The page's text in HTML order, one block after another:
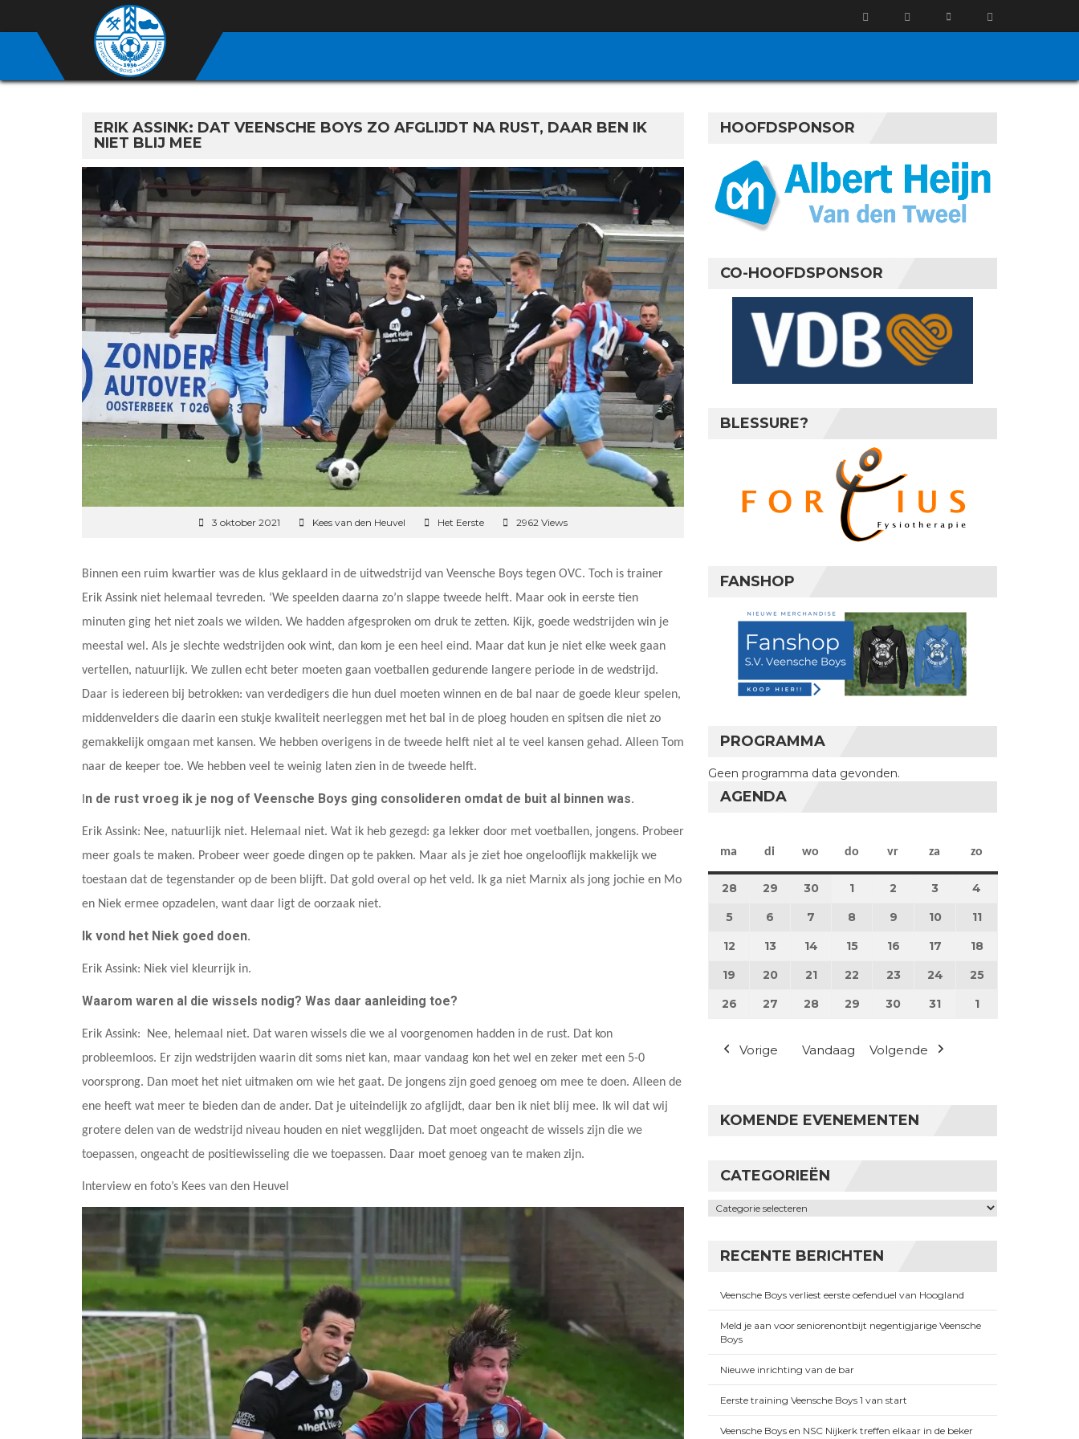
ERIK ASSINK: DAT VEENSCHE BOYS ZO AFGLIJDT NA RUST, DAAR BEN IK
NIET BLIJ MEE
3 oktober 2021 Kees van den Heuvel Het Eerste 2962 Views
Binnen een ruim kwartier was de klus geklaard in de uitwedstrijd van Veensche Boys tegen OVC. Toch is trainer
Erik Assink niet helemaal tevreden. ‘We speelden daarna zo’n slappe tweede helft. Maar ook in eerste tien
minuten ging het niet zoals we wilden. We hadden afgesproken om druk te zetten. Kijk, goede wedstrijden win je
meestal wel. Als je slechte wedstrijden ook wint, dan kom je een heel eind. Maar dat kun je niet elke week gaan
vertellen, natuurlijk. We zullen echt beter moeten gaan voetballen gedurende langere periode in de wedstrijd.
Daar is iedereen bij betrokken: van verdedigers die hun duel moeten winnen en de bal naar de goede kleur spelen,
middenvelders die daarin een stukje kwaliteit neerleggen met het bal in de ploeg houden en spitsen die niet zo
gemakkelijk omgaan met kansen. We hebben overigens in de tweede helft niet al te veel kansen gehad. Alleen Tom
naar de keeper toe. We hebben veel te weinig laten zien in de tweede helft.
n de rust vroeg ik je nog of Veensche Boys ging consolideren omdat de buit al binnen was.
Erik Assink: Nee, natuurlijk niet. Helemaal niet. Wat ik heb gezegd: ga lekker door met voetballen, jongens. Probeer
meer goals te maken. Probeer weer goede dingen op te pakken. Maar als je ziet hoe ongelooflijk makkelijk we
toestaan dat de tegenstander op de been blijft. Dat gold overal op het veld. Ik ga niet Marnix als jong jochie en Mo
en Niek ermee opzadelen, want daar ligt de oorzaak niet.
Ik vond het Niek goed doen.
Erik Assink: Niek viel kleurrijk in.
Waarom waren al die wissels nodig? Was daar aanleiding toe?
Erik Assink: Nee, helemaal niet. Dat waren wissels die we al voorgenomen hadden in de rust. Dat kon
probleemloos. Er zijn wedstrijden waarin dit soms niet kan, maar vandaag kon het wel en zeker met een 5-0
voorsprong. Dan moet het niet uitmaken om wie het gaat. De jongens zijn goed genoeg om mee te doen. Alleen de
ene heeft wat meer te bieden dan de ander. Dat je uiteindelijk zo afglijdt, daar ben ik niet blij mee. Ik wil dat wij
grotere delen van de wedstrijd niveau houden en niet wegglijden. Dat moet ongeacht de wissels zijn die we
toepassen, ongeacht de positiewisseling die we toepassen. Daar moet genoeg van te maken zijn.
Interview en foto’s Kees van den Heuvel
HOOFDSPONSOR
CO-HOOFDSPONSOR
BLESSURE?
FANSHOP
PROGRAMMA
Geen programma data gevonden.
AGENDA
ma maandag
di dinsdag
wo woensdag
do donderdag
vr vrijdag
za zaterdag
zo
28 28 april 2025
29 29 april 2025
3030 april 2025
1 1 mei 2025
2 2 mei 2025
3 3 mei 2025
4
55 mei 2025
6 6 mei 2025
7 7 mei 2025
8 8 mei 2025
9 9 mei 2025
10 10 mei 2025
1111 mei 2025
12 12 mei 2025
13 13 mei 2025
14 14 mei 2025
1515 mei 2025
16 16 mei 2025
17 17 mei 2025
18
19 19 mei 2025
20 20 mei 2025
2121 mei 2025
22 22 mei 2025
23 23 mei 2025
24 24 mei 2025
2525 mei 2025
26 26 mei 2025
27 27 mei 2025
28 28 mei 2025
29 29 mei 2025
30 30 mei 2025
31 31 mei 2025
11 juni 2025
Vorige Vandaag Volgende
KOMENDE EVENEMENTEN
CATEGORIEËN
Categorieën
RECENTE BERICHTEN
Veensche Boys verliest eerste oefenduel van Hoogland
Meld je aan voor seniorenontbijt negentigjarige Veensche
Boys
Nieuwe inrichting van de bar
Eerste training Veensche Boys 1 van start
Veensche Boys en NSC Nijkerk treffen elkaar in de beker